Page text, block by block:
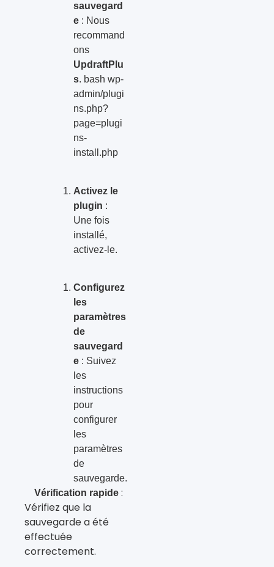
sauvegard
e : Nous
recommand
ons
UpdraftPlu
s. bash wp-
admin/plugi
ns.php?
page=plugi
ns-
install.php
Activez le
plugin :
Une fois
installé,
activez-le.
Configurez
les
paramètres
de
sauvegard
e : Suivez
les
instructions
pour
configurer
les
paramètres
de
sauvegarde.
Vérification rapide :
Vérifiez que la
sauvegarde a été
effectuée
correctement.